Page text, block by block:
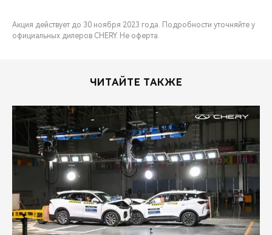
Акция действует до 30 ноября 2023 года. Подробности уточняйте у
официальных дилеров CHERY. Не оферта.
ЧИТАЙТЕ ТАКЖЕ